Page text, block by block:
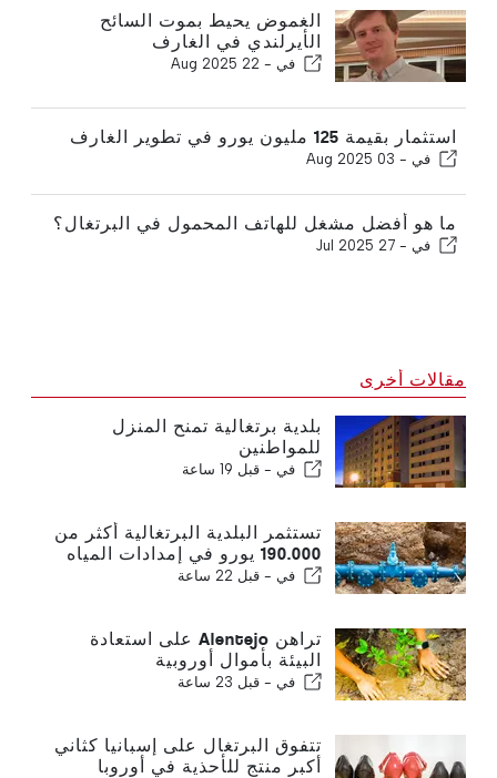
الغموض يحيط بموت السائح
الأيرلندي في الغارف
في - 22 Aug 2025
استثمار بقيمة 125 مليون يورو في تطوير الغارف
في - 03 Aug 2025
ما هو أفضل مشغل للهاتف المحمول في البرتغال؟
في - 27 Jul 2025
مقالات أخرى
بلدية برتغالية تمنح المنزل
للمواطنين
في - قبل 19 ساعة
تستثمر البلدية البرتغالية أكثر من
190.000 يورو في إمدادات المياه
في - قبل 22 ساعة
تراهن Alentejo على استعادة
البيئة بأموال أوروبية
في - قبل 23 ساعة
تتفوق البرتغال على إسبانيا كثاني
أكبر منتج للأحذية في أوروبا